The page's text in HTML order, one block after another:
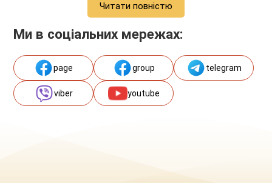
Читати повністю
Ми в соціальних мережах:
page group telegram
viber youtube